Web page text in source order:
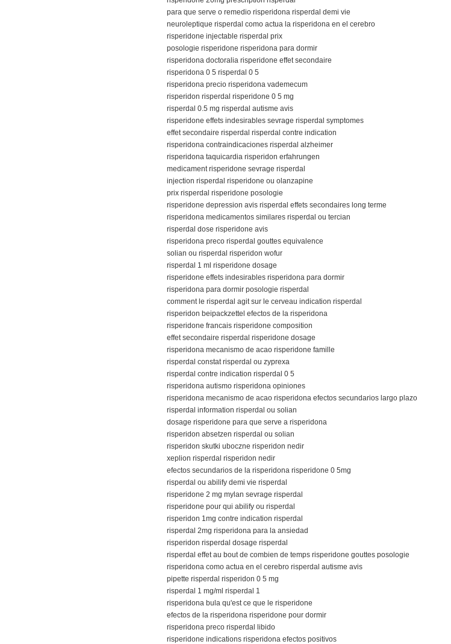
para que serve o remedio risperidona risperdal demi vie
neuroleptique risperdal como actua la risperidona en el cerebro
risperidone injectable risperdal prix
posologie risperidone risperidona para dormir
risperidona doctoralia risperidone effet secondaire
risperidona 0 5 risperdal 0 5
risperidona precio risperidona vademecum
risperidon risperdal risperidone 0 5 mg
risperdal 0.5 mg risperdal autisme avis
risperidone effets indesirables sevrage risperdal symptomes
effet secondaire risperdal risperdal contre indication
risperidona contraindicaciones risperdal alzheimer
risperidona taquicardia risperidon erfahrungen
medicament risperidone sevrage risperdal
injection risperdal risperidone ou olanzapine
prix risperdal risperidone posologie
risperidone depression avis risperdal effets secondaires long terme
risperidona medicamentos similares risperdal ou tercian
risperdal dose risperidone avis
risperidona preco risperdal gouttes equivalence
solian ou risperdal risperidon wofur
risperdal 1 ml risperidone dosage
risperidone effets indesirables risperidona para dormir
risperidona para dormir posologie risperdal
comment le risperdal agit sur le cerveau indication risperdal
risperidon beipackzettel efectos de la risperidona
risperidone francais risperidone composition
effet secondaire risperdal risperidone dosage
risperidona mecanismo de acao risperidone famille
risperdal constat risperdal ou zyprexa
risperdal contre indication risperdal 0 5
risperidona autismo risperidona opiniones
risperidona mecanismo de acao risperidona efectos secundarios largo plazo
risperdal information risperdal ou solian
dosage risperidone para que serve a risperidona
risperidon absetzen risperdal ou solian
risperidon skutki uboczne risperidon nedir
xeplion risperdal risperidon nedir
efectos secundarios de la risperidona risperidone 0 5mg
risperdal ou abilify demi vie risperdal
risperidone 2 mg mylan sevrage risperdal
risperidone pour qui abilify ou risperdal
risperidon 1mg contre indication risperdal
risperdal 2mg risperidona para la ansiedad
risperidon risperdal dosage risperdal
risperdal effet au bout de combien de temps risperidone gouttes posologie
risperidona como actua en el cerebro risperdal autisme avis
pipette risperdal risperidon 0 5 mg
risperdal 1 mg/ml risperdal 1
risperidona bula qu'est ce que le risperidone
efectos de la risperidona risperidone pour dormir
risperidona preco risperdal libido
risperidone indications risperidona efectos positivos